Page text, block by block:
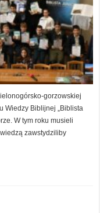
gorzowskiej
Wiedzy Biblijnej „Biblista
W tym roku musieli
zawstydziliby